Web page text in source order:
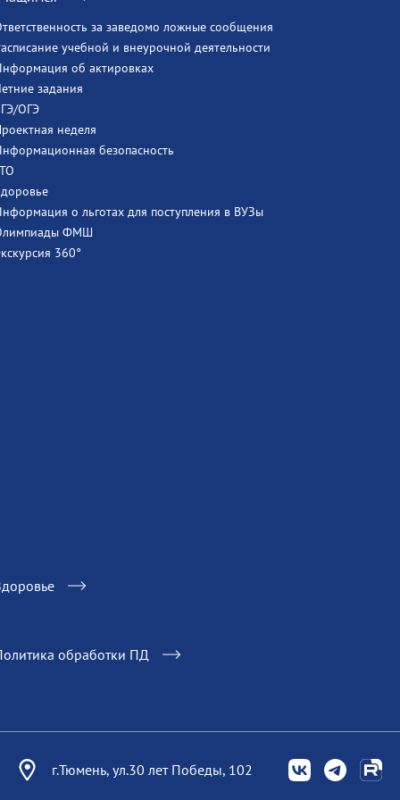
за заведомо ложные сообщения
учебной и внеурочной деятельности
об актировках
задания
ОГЭ
неделя
безопасность
о льготах для поступления в ВУЗы
ФМШ
360°
обработки ПД
г.Тюмень, ул.30 лет Победы, 102